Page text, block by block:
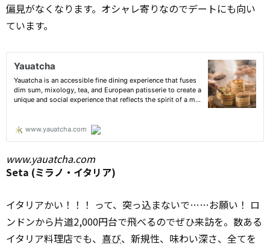
偏見がなくなります。オシャレ寄りなのでデートにも向い
ています。
www.yauatcha.com
Seta (ミラノ・イタリア)
イタリアかい！！！ って、突っ込まないで……お願い！ ロ
ンドンから片道2,000円台で飛べるのでぜひ来訪を。数ある
イタリア料理店でも、 喜び、新規性、味わい深さ、全てを